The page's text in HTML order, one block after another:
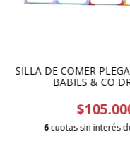
SILLA DE COMER
BABIES & CO
6 cuotas sin interés